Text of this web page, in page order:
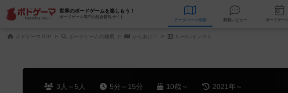
世界のボードゲームを楽しもう！
ボードゲーム専門の総合情報サイト
データベース 検索 新着レビュー
ボドゲーマTOP ボードゲームの検索 からあげ！ ルール/インスト
3人～5人 5分～15分 10歳～ 2021年～